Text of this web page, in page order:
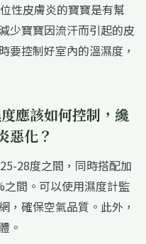
性皮膚炎的寶寶是有幫
少寶寶因流汗而引起的皮
要控制好室內的溫濕度，
應該如何控制，纔
惡化？
28度之間，同時搭配加
間。可以使用濕度計監
，確保空氣品質。此外，
。